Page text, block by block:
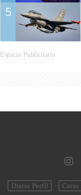
5
Espacio Publicitario
Diario Perfil Caras